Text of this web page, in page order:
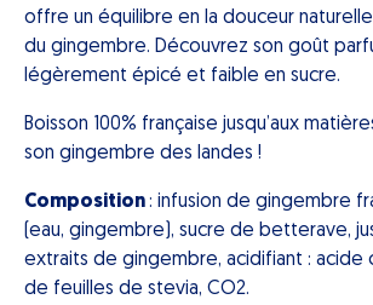
offre un équilibre en la douceur
du gingembre. Découvrez son goût
légèrement épicé et faible en sucre.
Boisson
100% française jusqu’aux
son gingembre des landes !
Composition: infusion de gingembre
(eau, gingembre), sucre de betterave,
extraits de gingembre, acidifiant : acide
de feuilles de stevia, CO2.